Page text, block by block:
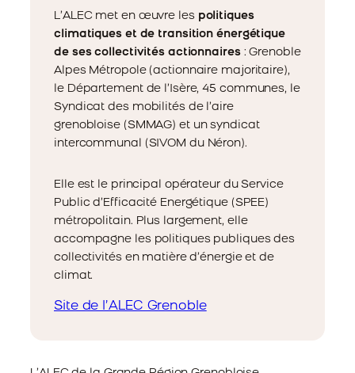
L’ALEC met en œuvre les politiques
climatiques et de transition énergétique
de ses collectivités actionnaires: Grenoble
Alpes Métropole (actionnaire majoritaire),
le Département de l’Isère, 45 communes, le
Syndicat des mobilités de l’aire
grenobloise (SMMAG) et un syndicat
intercommunal (SIVOM du Néron).
Elle est le principal opérateur du Service
Public d’Efficacité Energétique (SPEE)
métropolitain. Plus largement, elle
accompagne les politiques publiques des
collectivités en matière d’énergie et de
climat.
Site de l’ALEC Grenoble